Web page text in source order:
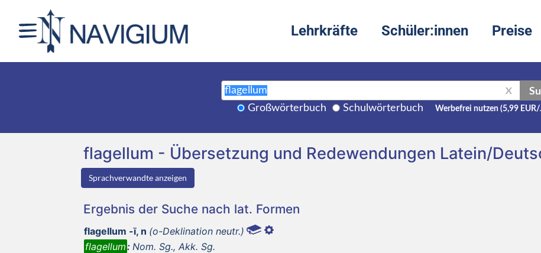
Lehrkräfte Schüler:innen Preise
X
Großwörterbuch Schulwörterbuch Werbefrei nutzen (5,99 EUR/
flagellum - Übersetzung und Redewendungen Latein/
Sprachverwandte anzeigen
Ergebnis der Suche nach lat. Formen
flagellum -ī, n (o-Deklination neutr.)
flagellum: Nom. Sg., Akk. Sg.